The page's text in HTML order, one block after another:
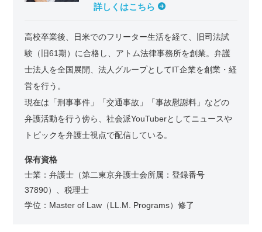
詳しくはこちら
高校卒業後、日米でのフリーター生活を経て、旧司法試
験（旧61期）に合格し、アトム法律事務所を創業。弁護
士法人を全国展開、法人グループとしてIT企業を創業・経
営を行う。
現在は「刑事事件」「交通事故」「事故慰謝料」などの
弁護活動を行う傍ら、社会派YouTuberとしてニュースや
トピックを弁護士視点で配信している。
保有資格
士業：弁護士（第二東京弁護士会所属：登録番号
37890）、税理士
学位：Master of Law（LL.M. Programs）修了